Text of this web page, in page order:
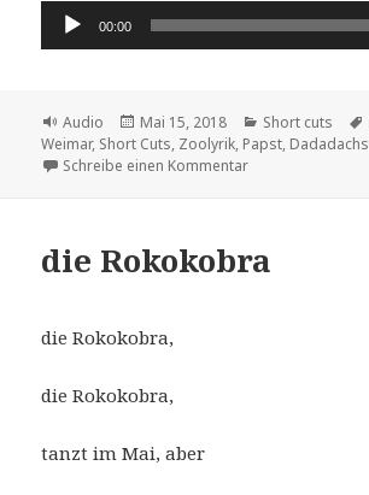
Audio-
00:00
Format
Audio
Veröffentlicht
am
Mai 15, 2018 Kategorien
Short cuts
Weimar, Short Cuts, Zoolyrik, Papst, Dadadachs
Schreibe einen Kommentarzu der Dadadachs
die Rokokobra
die Rokokobra,
die Rokokobra,
tanzt im Mai, aber